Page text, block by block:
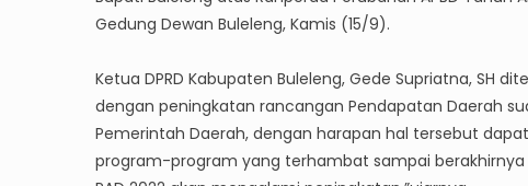
Gedung Dewan Buleleng, Kamis (15/9).
Ketua DPRD Kabupaten Buleleng, Gede Supriatna, SH
dengan peningkatan rancangan Pendapatan Daerah
Pemerintah Daerah, dengan harapan hal tersebut
program-program yang terhambat sampai berakhirnya